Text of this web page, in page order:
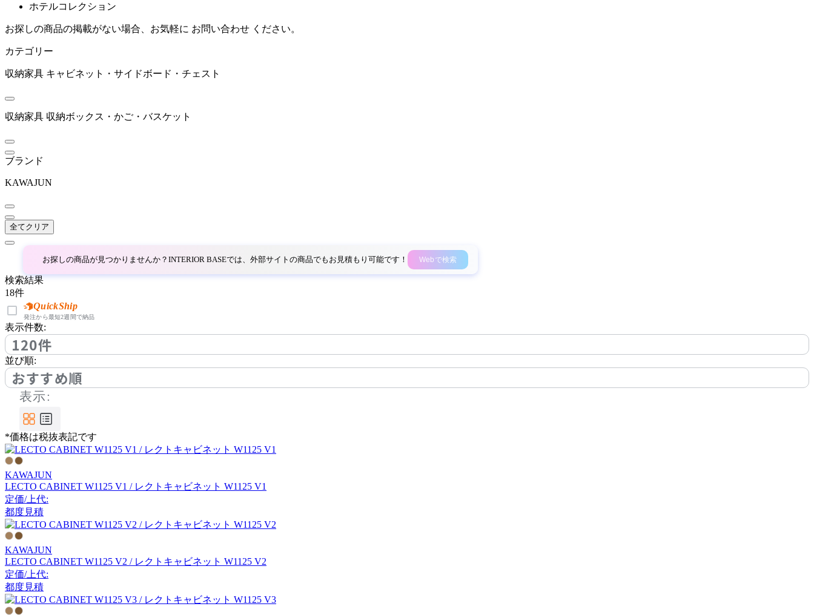
DULTON
ダルトン
EDDA
FIS
エフアイエス
FLACE
フレイス
Form & Refine
フォームアンドリファイ
FRITZ HANSEN
フリッツハンセン
FRONT PAGE NEWS
フロント・ページ・ニュ
ース
ホテルコレクション
お探しの商品の掲載がない場合、お気軽に お問い合わせ ください。
カテゴリー
収納家具 キャビネット・サイドボード・チェスト
収納家具 収納ボックス・かご・バスケット
ブランド
KAWAJUN
全てクリア
お探しの商品が見つかりませんか？INTERIOR BASEでは、外部サイトの商品でもお見積もり可能です！ Webで検索
検索結果
18件
QuickShip
発注から最短2週間で納品
表示件数:
120件
並び順:
おすすめ順
表示:
*価格は税抜表記です
KAWAJUN
LECTO CABINET W1125 V1 / レクトキャビネット W1125 V1
定価/上代:
都度見積
KAWAJUN
LECTO CABINET W1125 V2 / レクトキャビネット W1125 V2
定価/上代:
都度見積